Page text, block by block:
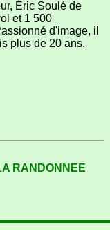
Éric Soulé de
et 1 500
d'image, il
plus de 20 ans.
RANDONNEE